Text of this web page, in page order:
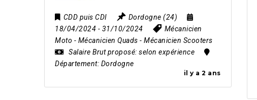
il y a 2 ans
CDD puis CDI
Dordogne (24)
18/04/2024 - 31/10/2024
Mécanicien
Moto - Mécanicien Quads - Mécanicien Scooters
Salaire Brut proposé: selon expérience
Département: Dordogne